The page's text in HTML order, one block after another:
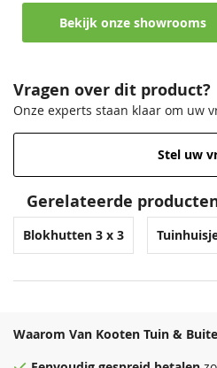
Bekijk onze showrooms
Vragen over dit product?
Onze experts staan klaar om uw
Stel uw
Gerelateerde
Blokhutten 3 x 3
Waarom Van Kooten Tuin &